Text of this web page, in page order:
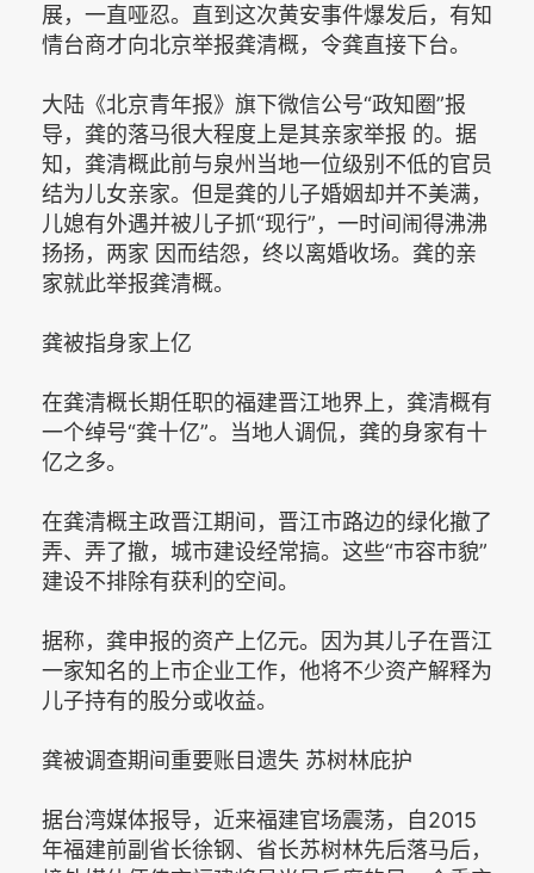
展，一直哑忍。直到这次黄安事件爆发后，有知
情台商才向北京举报龚清概，令龚直接下台。
大陆《北京青年报》旗下微信公号“政知圈”报
导，龚的落马很大程度上是其亲家举报 的。据
知，龚清概此前与泉州当地一位级别不低的官员
结为儿女亲家。但是龚的儿子婚姻却并不美满，
儿媳有外遇并被儿子抓“现行”，一时间闹得沸沸
扬扬，两家 因而结怨，终以离婚收场。龚的亲
家就此举报龚清概。
龚被指身家上亿
在龚清概长期任职的福建晋江地界上，龚清概有
一个绰号“龚十亿”。当地人调侃，龚的身家有十
亿之多。
在龚清概主政晋江期间，晋江市路边的绿化撤了
弄、弄了撤，城市建设经常搞。这些“市容市貌”
建设不排除有获利的空间。
据称，龚申报的资产上亿元。因为其儿子在晋江
一家知名的上市企业工作，他将不少资产解释为
儿子持有的股分或收益。
龚被调查期间重要账目遗失 苏树林庇护
据台湾媒体报导，近来福建官场震荡，自2015
年福建前副省长徐钢、省长苏树林先后落马后，